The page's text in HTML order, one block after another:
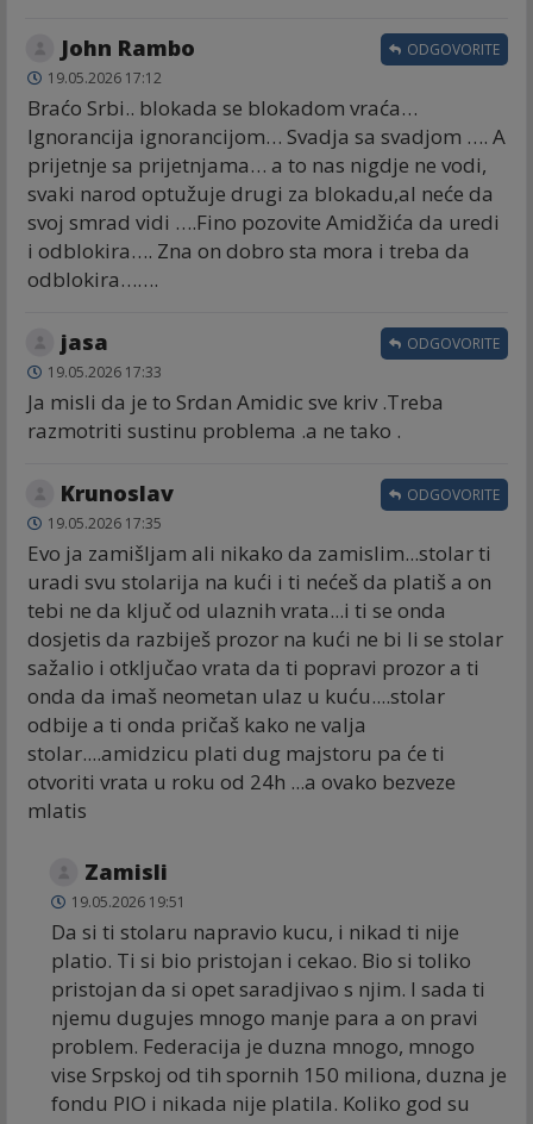
John Rambo
19.05.2026 17:12
Braćo Srbi.. blokada se blokadom vraća…
Ignorancija ignorancijom… Svadja sa svadjom …. A
prijetnje sa prijetnjama… a to nas nigdje ne vodi,
svaki narod optužuje drugi za blokadu,al neće da
svoj smrad vidi ….Fino pozovite Amidžića da uredi
i odblokira…. Zna on dobro sta mora i treba da
odblokira…….
ODGOVORITE
jasa
19.05.2026 17:33
Ja misli da je to Srdan Amidic sve kriv .Treba
razmotriti sustinu problema .a ne tako .
ODGOVORITE
Krunoslav
19.05.2026 17:35
Evo ja zamišljam ali nikako da zamislim...stolar ti
uradi svu stolarija na kući i ti nećeš da platiš a on
tebi ne da ključ od ulaznih vrata...i ti se onda
dosjetis da razbiješ prozor na kući ne bi li se stolar
sažalio i otključao vrata da ti popravi prozor a ti
onda da imaš neometan ulaz u kuću....stolar
odbije a ti onda pričaš kako ne valja
stolar....amidzicu plati dug majstoru pa će ti
otvoriti vrata u roku od 24h ...a ovako bezveze
mlatis
ODGOVORITE
Zamisli
19.05.2026 19:51
Da si ti stolaru napravio kucu, i nikad ti nije
platio. Ti si bio pristojan i cekao. Bio si toliko
pristojan da si opet saradjivao s njim. I sada ti
njemu dugujes mnogo manje para a on pravi
problem. Federacija je duzna mnogo, mnogo
vise Srpskoj od tih spornih 150 miliona, duzna je
fondu PIO i nikada nije platila. Koliko god su